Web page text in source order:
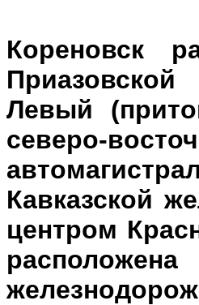
Кореновск
Левый
северо-
Кавказской
центром